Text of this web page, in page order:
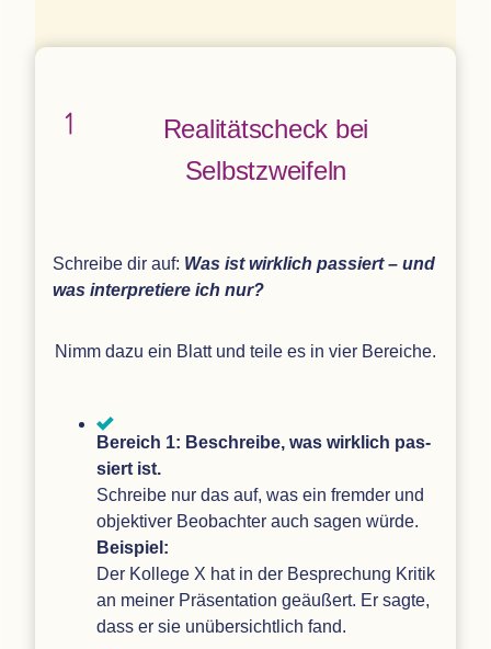
Rea­li­täts­check bei
Selbstzweifeln
Schreibe dir auf: Was ist wirk­lich pas­siert – und
was inter­pre­tiere ich nur?
Nimm dazu ein Blatt und teile es in vier Bereiche.
Bereich 1: Beschreibe, was wirk­lich pas­
siert ist.
Schreibe nur das auf, was ein frem­der und
objek­ti­ver Beob­ach­ter auch sagen würde.
Bei­spiel:
Der Kol­lege X hat in der Bespre­chung Kri­tik
an mei­ner Prä­sen­ta­tion geäu­ßert. Er sagte,
dass er sie unüber­sicht­lich fand.